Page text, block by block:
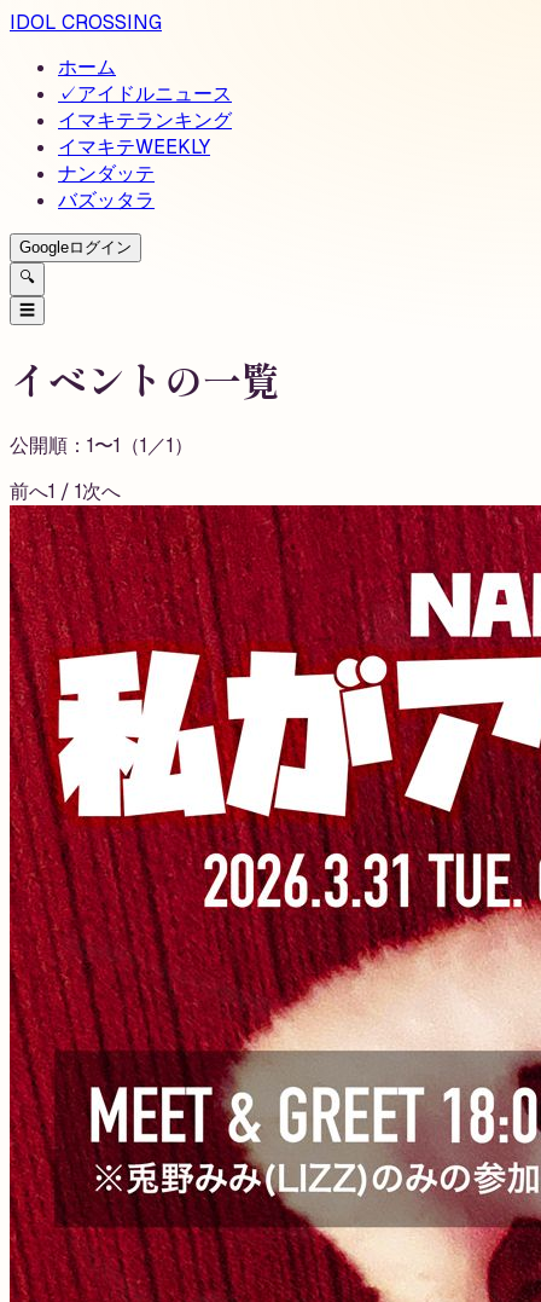
IDOL CROSSING
ホーム
✓アイドルニュース
イマキテランキング
イマキテWEEKLY
ナンダッテ
バズッタラ
Googleログイン
🔍
☰
イベントの一覧
公開順： 1〜1 （1／1）
前へ1 / 1次へ